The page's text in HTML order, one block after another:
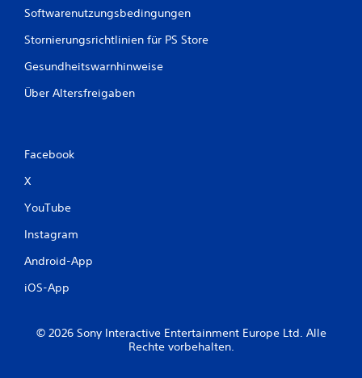
Softwarenutzungsbedingungen
Stornierungsrichtlinien für PS Store
Gesundheitswarnhinweise
Über Altersfreigaben
Facebook
X
YouTube
Instagram
Android-App
iOS-App
© 2026 Sony Interactive Entertainment Europe Ltd. Alle
Rechte vorbehalten.